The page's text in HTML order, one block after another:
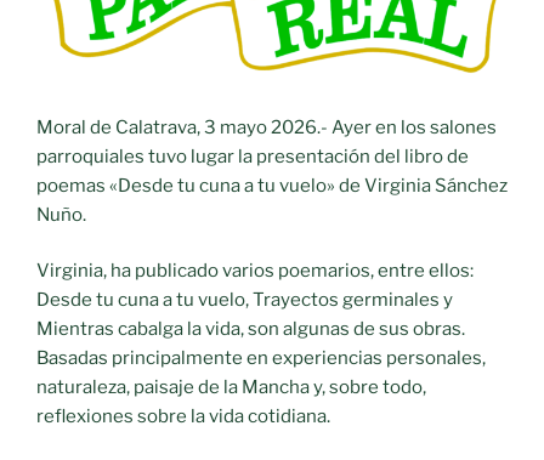
Moral de Calatrava, 3 mayo 2026.- Ayer en los salones
parroquiales tuvo lugar la presentación del libro de
poemas «Desde tu cuna a tu vuelo» de Virginia Sánchez
Nuño.
Virginia, ha publicado varios poemarios, entre ellos:
Desde tu cuna a tu vuelo, Trayectos germinales y
Mientras cabalga la vida, son algunas de sus obras.
Basadas principalmente en experiencias personales,
naturaleza, paisaje de la Mancha y, sobre todo,
reflexiones sobre la vida cotidiana.